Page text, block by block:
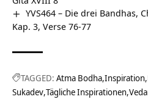
YVS464 – Die drei Bandhas,
Kap. 3, Verse 76-77
TAGGED: Atma Bodha Inspiration
Sukadev Tägliche Inspirationen